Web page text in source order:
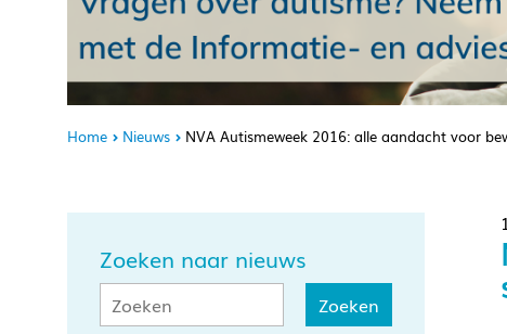
Home Nieuws NVA Autismeweek 2016: alle aandacht voor
Zoeken naar nieuws